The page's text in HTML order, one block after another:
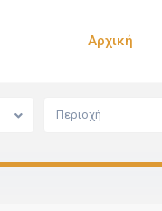
Αρχική
Περιοχή